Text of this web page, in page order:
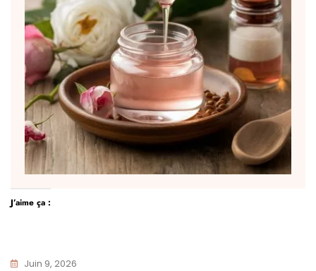
J’aime ça :
Juin 9, 2026